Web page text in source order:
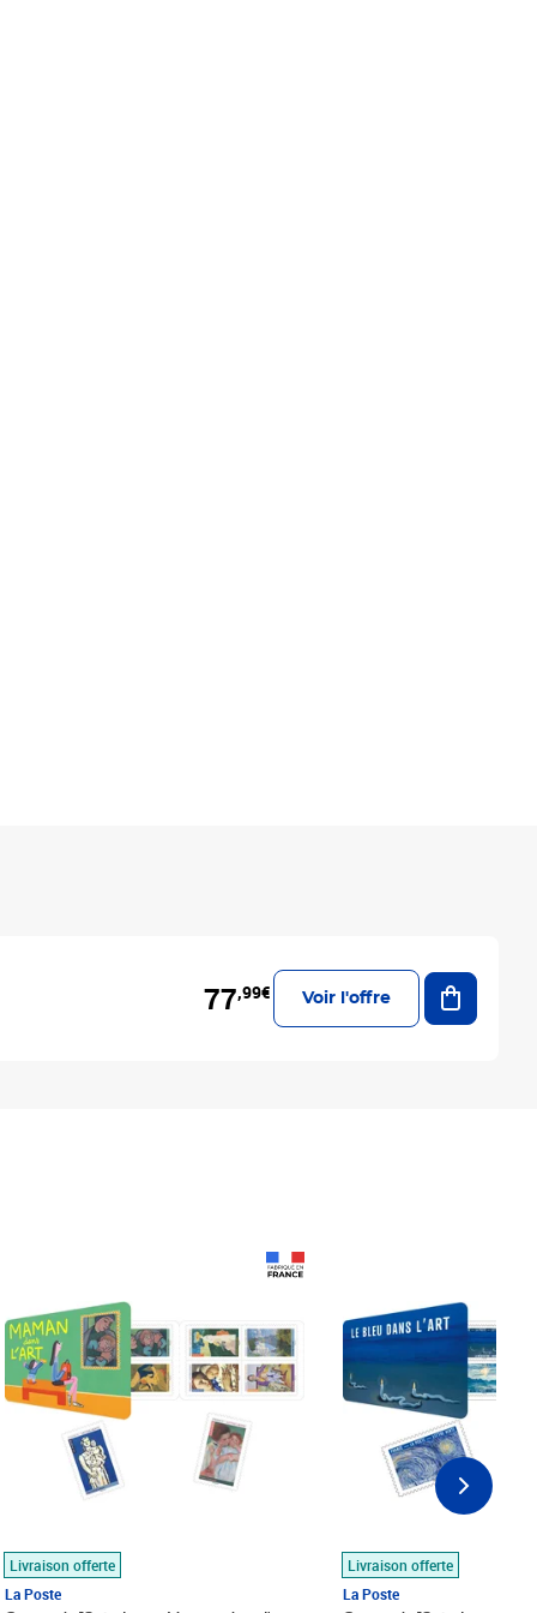
77,99€ Voir l'offre
Ajouter
Livraison offerte
La Poste
Livraison offerte
La Poste